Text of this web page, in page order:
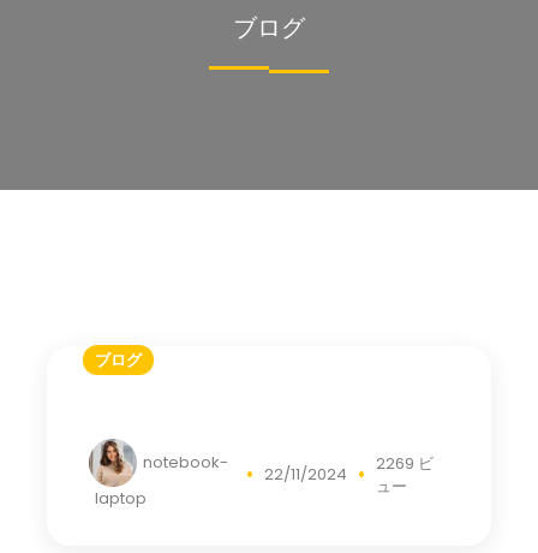
ブログ
ブログ
notebook-
laptop
22/11/2024
2269 ビ
ュー